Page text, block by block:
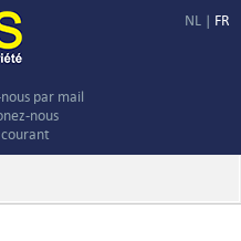
NL | FR
par mail
nous